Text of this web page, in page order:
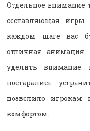
Отдельное внимание
составляющая
каждом шаге вас
отличная
уделить внимание
постарались
позволило игрокам
комфортом.